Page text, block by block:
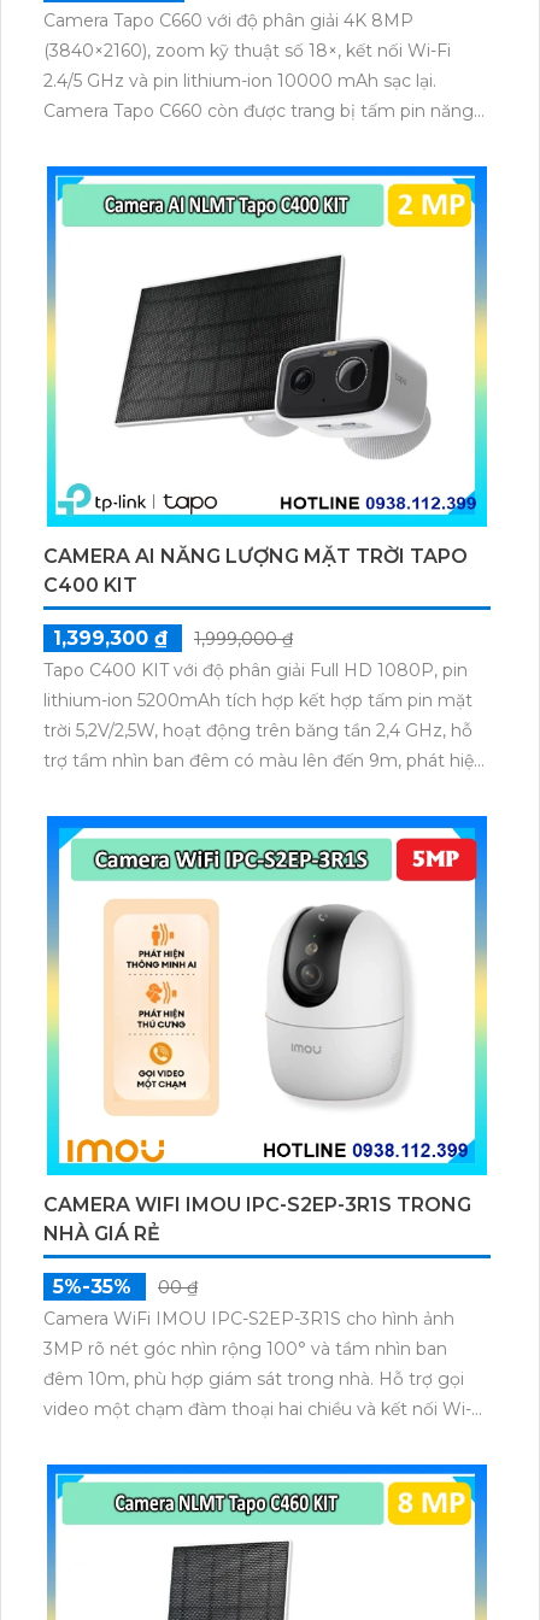
Camera Tapo C660 với độ phân giải 4K 8MP
(3840×2160), zoom kỹ thuật số 18×, kết nối Wi-Fi
2.4/5 GHz và pin lithium-ion 10000 mAh sạc lại.
Camera Tapo C660 còn được trang bị tấm pin năng
thú cưng, phương tiện, lưu trữ thẻ microSD tối đa 512
GB.
CAMERA AI NĂNG LƯỢNG MẶT TRỜI TAPO
C400 KIT
1,399,300 ₫
1,999,000 ₫
Tapo C400 KIT với độ phân giải Full HD 1080P, pin
lithium-ion 5200mAh tích hợp kết hợp tấm pin mặt
trời 5,2V/2,5W, hoạt động trên băng tần 2,4 GHz, hỗ
trợ tầm nhìn ban đêm có màu lên đến 9m, phát hiện
dữ liệu qua thẻ microSD lên đến 512GB.
CAMERA WIFI IMOU IPC-S2EP-3R1S TRONG
NHÀ GIÁ RẺ
5%-35%
00 ₫
Camera WiFi IMOU IPC-S2EP-3R1S cho hình ảnh
3MP rõ nét góc nhìn rộng 100° và tầm nhìn ban
đêm 10m, phù hợp giám sát trong nhà. Hỗ trợ gọi
video một chạm đàm thoại hai chiều và kết nối Wi-Fi
microSD tối đa 256GB hoặc lưu đám mây dễ lắp đặt
cho gia đình và văn phòng nhỏ.